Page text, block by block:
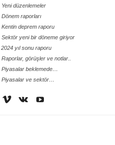
düzenlemeler
raporları
deprem raporu
yeni bir döneme giriyor
yıl sonu raporu
görüşler ve notlar..
Piyasalar beklemede…
Piyasalar ve sektör…